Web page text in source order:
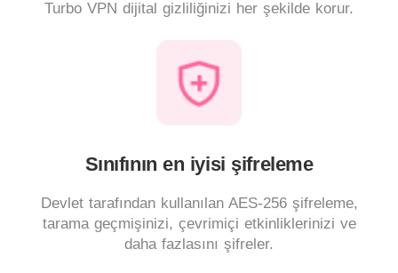
Turbo VPN dijital gizliliğinizi her şekilde korur.
Sınıfının en iyisi şifreleme
Devlet tarafından kullanılan AES-256 şifreleme,
tarama geçmişinizi, çevrimiçi etkinliklerinizi ve
daha fazlasını şifreler.